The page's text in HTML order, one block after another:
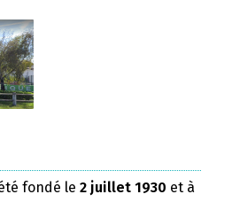
fondé le 2 juillet 1930 et à